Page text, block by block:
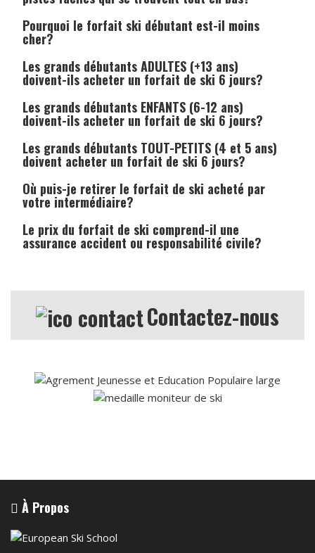
Pourquoi le forfait ski débutant est-il moins
cher?
Les grands débutants ADULTES (+13 ans)
doivent-ils acheter un forfait de ski 6 jours?
Les grands débutants ENFANTS (6-12 ans)
doivent-ils acheter un forfait de ski 6 jours?
Les grands débutants TOUT-PETITS (4 et 5 ans)
doivent acheter un forfait de ski 6 jours?
Où puis-je retirer le forfait de ski acheté par
votre intermédiaire?
Le prix du forfait de ski comprend-il une
assurance accident ou responsabilité civile?
Contactez-nous
À Propos